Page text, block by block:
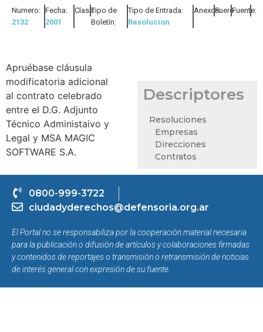
Numero:
2132
Fecha:
2001
Clase:Tipo de
Boletín:
Tipo de Entrada:
Resolucion
Anexos:Fuero:Fuente:
Apruébase cláusula
modificatoria adicional
al contrato celebrado
entre el D.G. Adjunto
Técnico Administaivo y
Legal y MSA MAGIC
SOFTWARE S.A.
Descriptores
Resoluciones
Empresas
Direcciones
Contratos
0800-999-3722
ciudadyderechos@defensoria.org.ar
El Portal no se responsabiliza por la cooperación material necesaria
para la publicación o difusión de artículos y colaboraciones firmadas
y contenidos de reportajes o transmisión o retransmisión de noticias
de interés general con expresión de su fuente.